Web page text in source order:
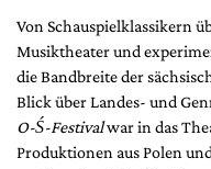
Leseproben
Podcast
Service
Shop / Abo
Von Schauspielklassikern
Musiktheater und
die Bandbreite der
Blick über Landes- und
O-Ś-Festivalwar in das
Produktionen aus Polen